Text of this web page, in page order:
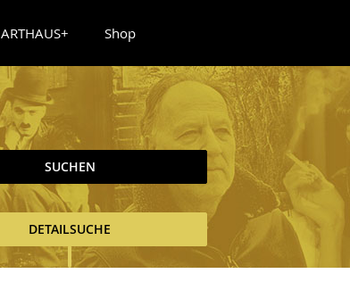
ARTHAUS+ Shop
SUCHEN
DETAILSUCHE